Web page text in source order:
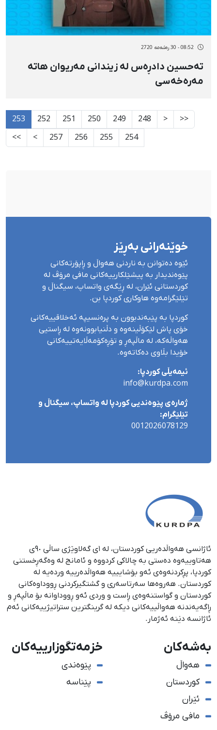
08:52 - 30 رەشەمه 2720
تەحسین دادڕەس لە زیندانی مەریوان هاتە
مەرەخەسی
<<
<
248
249
250
251
252
253
254
255
256
257
>
>>
خوێنەرانی بەڕێز
ئێوە دەتوانن بە ناردنی هەواڵ و ڕاپۆرتەکانی
پێوەندیدار بە پیشێلکارییەکانی مافی مرۆڤ لە
کوردستانی ئێران، لە ڕێگەی واتساپ، سیگناڵ و
تێلێگرامەوە هاوکاری کوردپا بن.
کوردپا بە پێبەندبوون بە پرەنسیپە ئەخلاقییەکانی
خۆی پاش لێکۆڵینەوە و دڵنیابوونەوە لە ڕاستیی
هەواڵەکە، لە ماڵپەڕ و تۆڕەکۆمەڵایەتییەکانی
خۆیدا بڵاوی دەکاتەوە.
ئیمەیڵی کوردپا:
info@kurdpa.com
ژمارەی پێوەندیی کوردپا لە واتساپ، سیگناڵ و
تێلێگرام:
0012026078129
ئاژانسی هەواڵدەریی کوردستان، لە ١ی گەلاوێژی ساڵی ٩٠ی
هەتاوییەوە دەستی بە چالاکی کردووە و ئامانج لە وەگەڕخستنی
كوردپا، پڕكردنەوەی ئەو بۆشایییە هەواڵدەرییە وردەیە لە
كوردستان. هەروەها سەرتاسەری و گشتگیركردنی ڕووداوەكانی
كوردستان و گواستنەوەی ڕاست و وردی ئەو ڕووداوانە بۆ ماڵپەڕ و
ڕاگەیەندنە هەواڵییەكانی دیكە لە گرینگترین ستراتیژییەكانی ئەم
ئاژانسە دێنە ئەژمار.
بەشەکان
هەواڵ
کوردستان
ئێران
مافی مرۆڤ
خزمەتگوزارییەکان
پێوەندی
پێناسە